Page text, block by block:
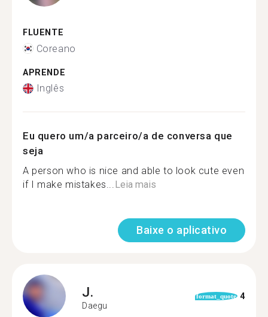
FLUENTE
Coreano
APRENDE
Inglês
Eu quero um/a parceiro/a de conversa que
seja
A person who is nice and able to look cute even
if I make mistakes...Leia mais
Baixe o aplicativo
J.
Daegu
format_quote 4